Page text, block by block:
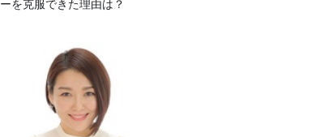
ーを克服できた理由は？